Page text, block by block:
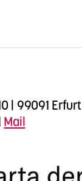
| 99091 Erfurt
Mail